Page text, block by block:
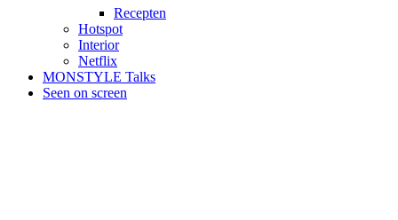
Recepten
Hotspot
Interior
Netflix
MONSTYLE Talks
Seen on screen